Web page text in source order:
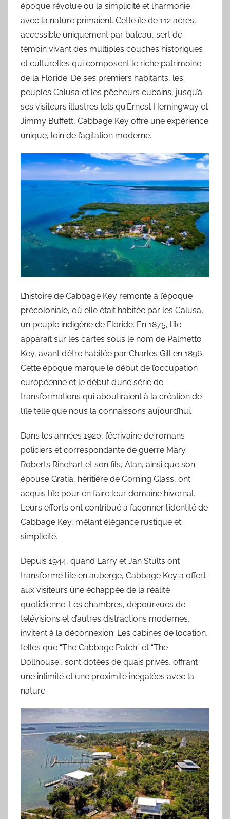
époque révolue où la simplicité et l’harmonie
avec la nature primaient. Cette île de 112 acres,
accessible uniquement par bateau, sert de
témoin vivant des multiples couches historiques
et culturelles qui composent le riche patrimoine
de la Floride. De ses premiers habitants, les
peuples Calusa et les pêcheurs cubains, jusqu’à
ses visiteurs illustres tels qu’Ernest Hemingway et
Jimmy Buffett, Cabbage Key offre une expérience
unique, loin de l’agitation moderne.
L’histoire de Cabbage Key remonte à l’époque
précoloniale, où elle était habitée par les Calusa,
un peuple indigène de Floride. En 1875, l’île
apparaît sur les cartes sous le nom de Palmetto
Key, avant d’être habitée par Charles Gill en 1896.
Cette époque marque le début de l’occupation
européenne et le début d’une série de
transformations qui aboutiraient à la création de
l’île telle que nous la connaissons aujourd’hui.
Dans les années 1920, l’écrivaine de romans
policiers et correspondante de guerre Mary
Roberts Rinehart et son fils, Alan, ainsi que son
épouse Gratia, héritière de Corning Glass, ont
acquis l’île pour en faire leur domaine hivernal.
Leurs efforts ont contribué à façonner l’identité de
Cabbage Key, mêlant élégance rustique et
simplicité.
Depuis 1944, quand Larry et Jan Stults ont
transformé l’île en auberge, Cabbage Key a offert
aux visiteurs une échappée de la réalité
quotidienne. Les chambres, dépourvues de
télévisions et d’autres distractions modernes,
invitent à la déconnexion. Les cabines de location,
telles que “The Cabbage Patch” et “The
Dollhouse”, sont dotées de quais privés, offrant
une intimité et une proximité inégalées avec la
nature.